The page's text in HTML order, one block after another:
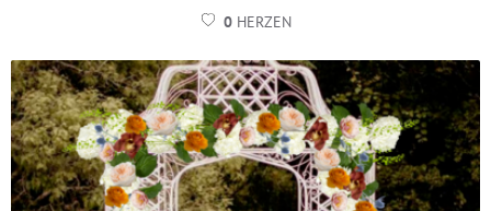
0HERZEN